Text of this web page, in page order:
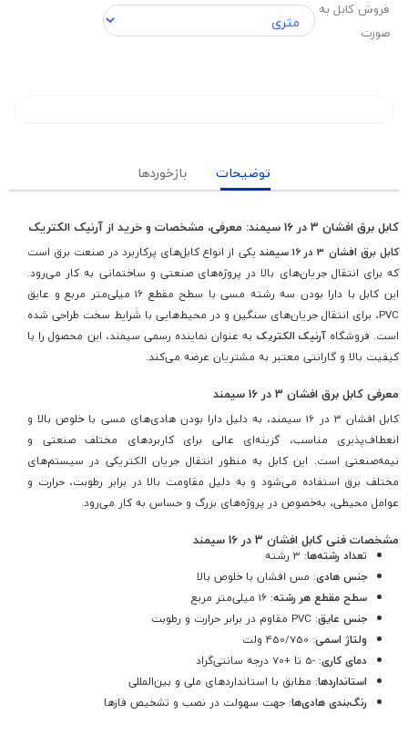
فروش کابل به
صورت
توضیحات بازخوردها
کابل برق افشان 3 در 16 سیمند: معرفی، مشخصات و خرید از آرنیک الکتریک
کابل برق افشان 3 در 16 سیمند
یکی از انواع کابل‌های پرکاربرد در صنعت برق است
که برای انتقال جریان‌های بالا در پروژه‌های صنعتی و ساختمانی به کار می‌رود.
این کابل با دارا بودن سه رشته مسی با سطح مقطع 16 میلی‌متر مربع و عایق
PVC، برای انتقال جریان‌های سنگین و در محیط‌هایی با شرایط سخت طراحی شده
است. فروشگاه آرنیک الکتریک به عنوان نماینده رسمی سیمند، این محصول را با
کیفیت بالا و گارانتی معتبر به مشتریان عرضه می‌کند.
معرفی کابل برق افشان 3 در 16 سیمند
کابل افشان 3 در 16 سیمند، به دلیل دارا بودن هادی‌های مسی با خلوص بالا و
انعطاف‌پذیری مناسب، گزینه‌ای عالی برای کاربردهای مختلف صنعتی و
نیمه‌صنعتی است. این کابل به منظور انتقال جریان الکتریکی در سیستم‌های
مختلف برق استفاده می‌شود و به دلیل مقاومت بالا در برابر رطوبت، حرارت و
عوامل محیطی، به‌خصوص در پروژه‌های بزرگ و حساس به کار می‌رود.
مشخصات فنی کابل افشان 3 در 16 سیمند
تعداد رشته‌ها: 3 رشته
جنس هادی: مس افشان با خلوص بالا
سطح مقطع هر رشته: 16 میلی‌متر مربع
جنس عایق: PVC مقاوم در برابر حرارت و رطوبت
ولتاژ اسمی: 450/750 ولت
دمای کاری: -5 تا +70 درجه سانتی‌گراد
استانداردها: مطابق با استانداردهای ملی و بین‌المللی
رنگ‌بندی هادی‌ها: جهت سهولت در نصب و تشخیص فازها